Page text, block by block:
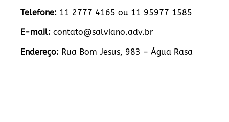
Telefone: 11 2777 4165 ou 11 95977 1585
E-mail: contato@salviano.adv.br
Endereço: Rua Bom Jesus, 983 – Água Rasa